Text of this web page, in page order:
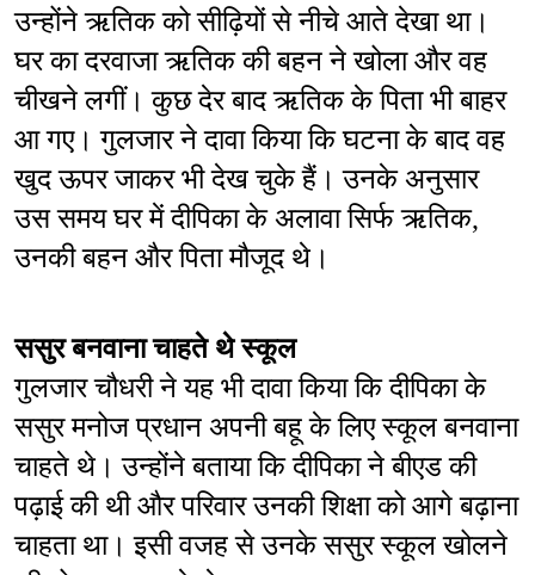
उन्होंने ऋतिक को सीढ़ियों से नीचे आते देखा था।
घर का दरवाजा ऋतिक की बहन ने खोला और वह
चीखने लगीं। कुछ देर बाद ऋतिक के पिता भी बाहर
आ गए। गुलजार ने दावा किया कि घटना के बाद वह
खुद ऊपर जाकर भी देख चुके हैं। उनके अनुसार
उस समय घर में दीपिका के अलावा सिर्फ ऋतिक,
उनकी बहन और पिता मौजूद थे।
ससुर बनवाना चाहते थे स्कूल
गुलजार चौधरी ने यह भी दावा किया कि दीपिका के
ससुर मनोज प्रधान अपनी बहू के लिए स्कूल बनवाना
चाहते थे। उन्होंने बताया कि दीपिका ने बीएड की
पढ़ाई की थी और परिवार उनकी शिक्षा को आगे बढ़ाना
चाहता था। इसी वजह से उनके ससुर स्कूल खोलने